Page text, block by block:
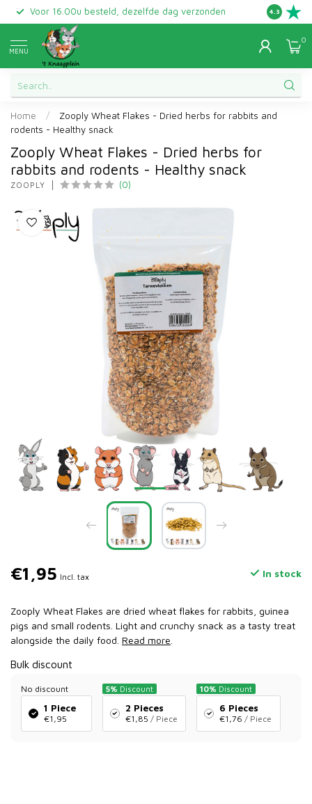
Voor 16.00u besteld, dezelfde dag verzonden Gratis
4.3
MENU
0
Home /
Zooply Wheat Flakes - Dried herbs for rabbits and
rodents - Healthy snack
Zooply Wheat Flakes - Dried herbs for
rabbits and rodents - Healthy snack
ZOOPLY (0)
€1,95 Incl. tax In stock
Zooply Wheat Flakes are dried wheat flakes for rabbits, guinea
pigs and small rodents. Light and crunchy snack as a tasty treat
alongside the daily food. Read more
Bulk discount
No discount
1 Piece
€1,95
5% Discount
2 Pieces
€1,85 / Piece
10% Discount
6 Pieces
€1,76 / Piece